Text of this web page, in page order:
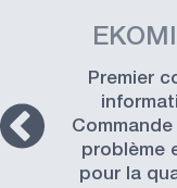
Premier
problème
pour la